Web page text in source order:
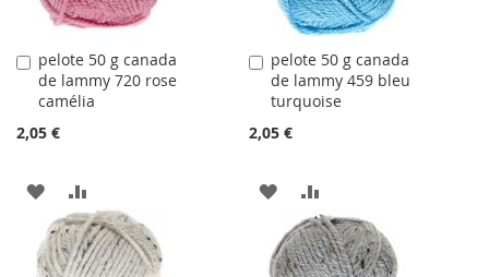
pelote 50 g canada
de lammy 720 rose
camélia
2,05 €
Ajouter
au
panier
AJOUTER
À
LA
AU
COMPARATEUR
pelote 50 g canada
de lammy 459 bleu
turquoise
2,05 €
Ajouter
au
panier
AJOUTER
LA
AU
COMPARATEUR